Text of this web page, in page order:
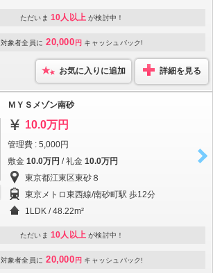
ただいま 10人以上 が検討中！
対象者全員に 20,000 円 キャッシュバック!
お気に入りに追加 詳細を見る
ＭＹＳメゾン南砂
10.0万円
管理費 : 5,000円
敷金 10.0万円 / 礼金 10.0万円
東京都江東区東砂８
東京メトロ東西線/南砂町駅 歩12分
1LDK / 48.22m²
ただいま 10人以上 が検討中！
対象者全員に 20,000 円 キャッシュバック!